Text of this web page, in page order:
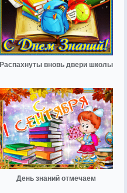
Распахнуты вновь двери школы
День знаний отмечаем